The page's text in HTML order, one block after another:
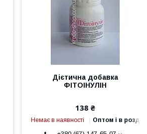
Дієтична добавка
ФІТОІНУЛІН
138 ₴
Немає в наявності Оптом і в роздріб